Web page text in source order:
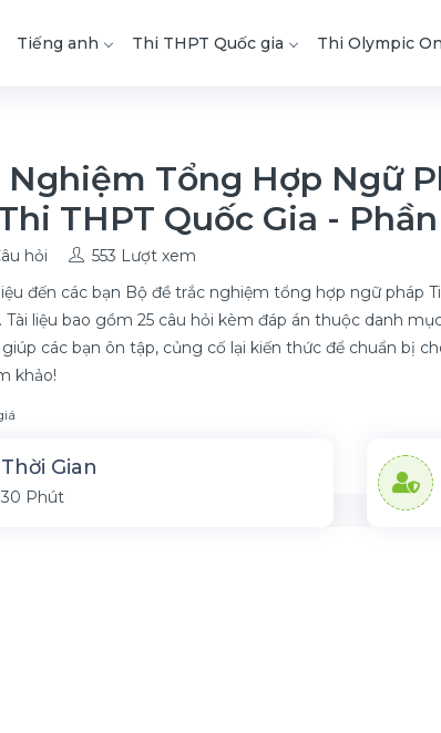
Tiếng anh Thi THPT Quốc gia Thi Olympic
Nghiệm Tổng Hợp Ngữ
THPT Quốc Gia -
hỏi
553 Lượt xem
đến các bạn Bộ đề trắc nghiệm tổng hợp ngữ pháp
Tài liệu bao gồm 25 câu hỏi kèm đáp án thuộc danh
giúp các bạn ôn tập, củng cố lại kiến thức để chuẩn bị
khảo!
Thời Gian
30 Phút